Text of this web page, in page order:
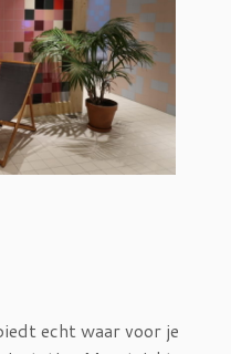
echt waar voor je